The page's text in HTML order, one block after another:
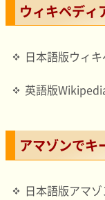
ウィキペディ
日本語版ウィキ
英語版
アマゾンでキ
日本語版アマ